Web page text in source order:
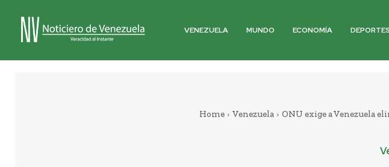
VENEZUELA MUNDO ECONOMÍA DEPORTES
Home Venezuela ONU exige a Venezuela